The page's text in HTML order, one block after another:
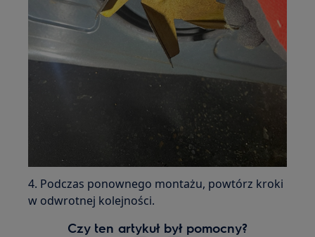
4. Podczas ponownego montażu, powtórz kroki
w odwrotnej kolejności.
Czy ten artykuł był pomocny?